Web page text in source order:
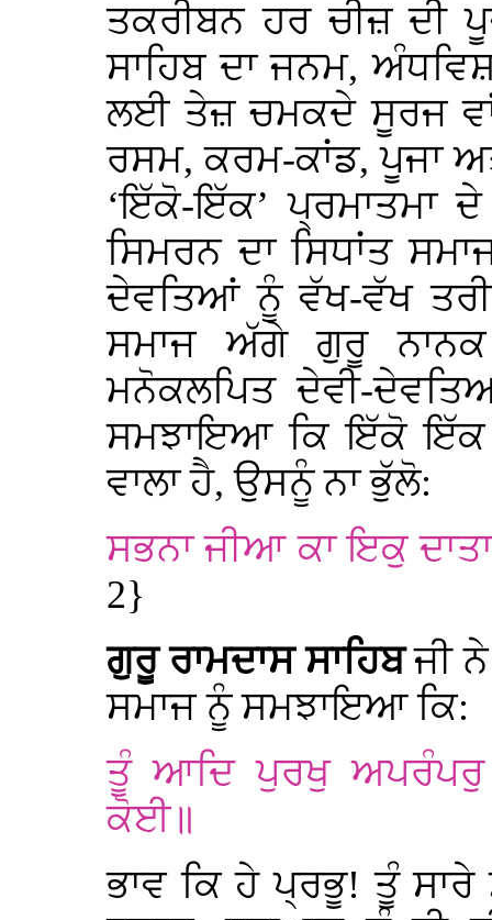
ਤਕਰੀਬਨ ਹਰ ਚੀਜ਼ ਦੀ
ਸਾਹਿਬ ਦਾ ਜਨਮ,
ਲਈ ਤੇਜ਼ ਚਮਕਦੇ ਸੂਰਜ
ਰਸਮ, ਕਰਮ-ਕਾਂਡ, ਪੂਜਾ
‘ਇੱਕੋ-ਇੱਕ’ ਪ੍ਰਮਾਤਮਾ
ਸਿਮਰਨ ਦਾ ਸਿਧਾਂਤ
ਦੇਵਤਿਆਂ ਨੂੰ ਵੱਖ-ਵੱਖ
ਸਮਾਜ ਅੱਗੇ ਗੁਰੂ
ਮਨੋਕਲਪਿਤ ਦੇਵੀ-
ਸਮਝਾਇਆ ਕਿ ਇੱਕੋ ਇੱਕ
ਵਾਲਾ ਹੈ, ਉਸਨੂੰ ਨਾ ਭੁੱਲੋ:
ਸਭਨਾ ਜੀਆ ਕਾ ਇਕੁ
2}
ਗੁਰੂ ਰਾਮਦਾਸ ਸਾਹਿਬਜੀ
ਸਮਾਜ ਨੂੰ ਸਮਝਾਇਆ ਕਿ:
ਤੂੰ ਆਦਿ ਪੁਰਖੁ
ਕੋਈ॥
ਭਾਵ ਕਿ ਹੇ ਪ੍ਰਭੂ! ਤੂੰ